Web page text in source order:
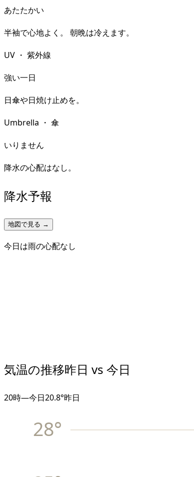
あたたかい
半袖で心地よく。 朝晩は冷えます。
UV ・ 紫外線
強い一日
日傘や日焼け止めを。
Umbrella ・ 傘
いりません
降水の心配はなし。
降水予報
地図で見る →
今日は雨の心配なし
気温の推移昨日 vs 今日
20時—今日20.8°昨日
28°